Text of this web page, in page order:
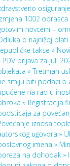
1002 obrasca
novcem –
o najnižoj plati
takse »
PDV prijava za juli
»Tretman
smiju biti podaci o
na rad u
» Registracija
za
iznosa
ugovora »
imena »
na dohodak »